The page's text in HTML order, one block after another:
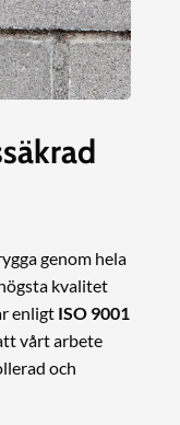
genom hela
kvalitet
enligt ISO 9001
vårt arbete
och